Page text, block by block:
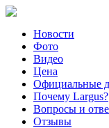
Новости
Фото
Видео
Цена
Официальные
Почему Largus?
Вопросы и
Отзывы